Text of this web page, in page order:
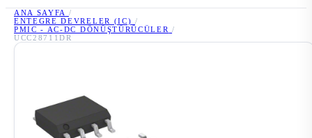
ANA SAYFA /
ENTEGRE DEVRELER (IC) /
PMIC - AC-DC DÖNÜŞTÜRÜCÜLER /
UCC28711DR